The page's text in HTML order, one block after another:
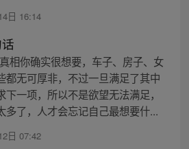
日 16:14
相你确实很想要，车子、房子、女
都无可厚非，不过一旦满足了其中
一项，所以不是欲望无法满足，
多了，人才会忘记自己最想要什...
日 07:42